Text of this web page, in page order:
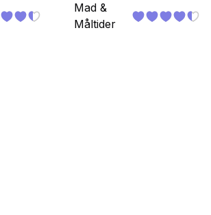
Mad &
Måltider